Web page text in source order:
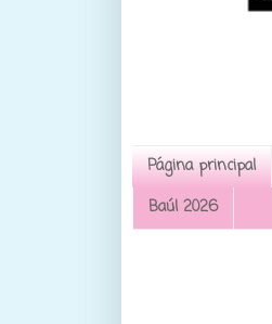
Página principal
Baúl 2026